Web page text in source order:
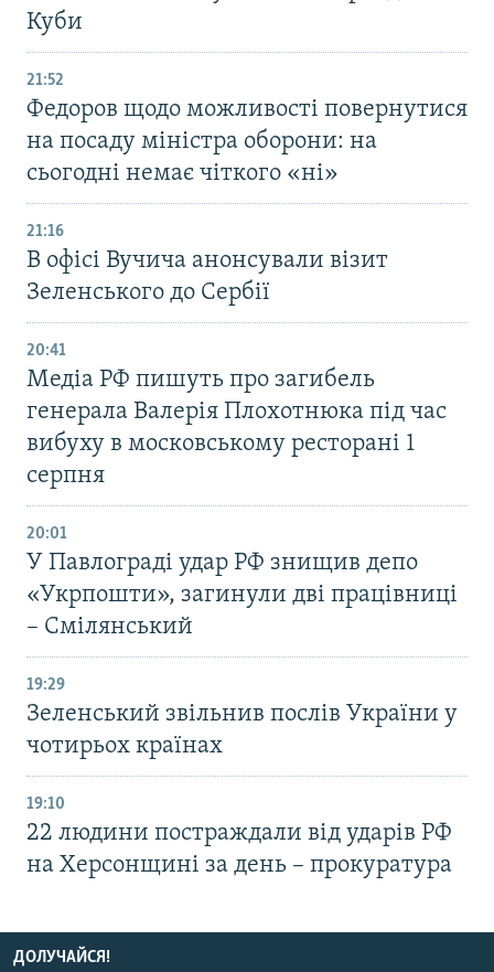
Куби
21:52
Федоров щодо можливості повернутися
на посаду міністра оборони: на
сьогодні немає чіткого «ні»
21:16
В офісі Вучича анонсували візит
Зеленського до Сербії
20:41
Медіа РФ пишуть про загибель
генерала Валерія Плохотнюка під час
вибуху в московському ресторані 1
серпня
20:01
У Павлограді удар РФ знищив депо
«Укрпошти», загинули дві працівниці
– Смілянський
19:29
Зеленський звільнив послів України у
чотирьох країнах
19:10
22 людини постраждали від ударів РФ
на Херсонщині за день – прокуратура
ДОЛУЧАЙСЯ!